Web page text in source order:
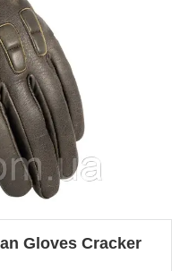
Gloves Cracker